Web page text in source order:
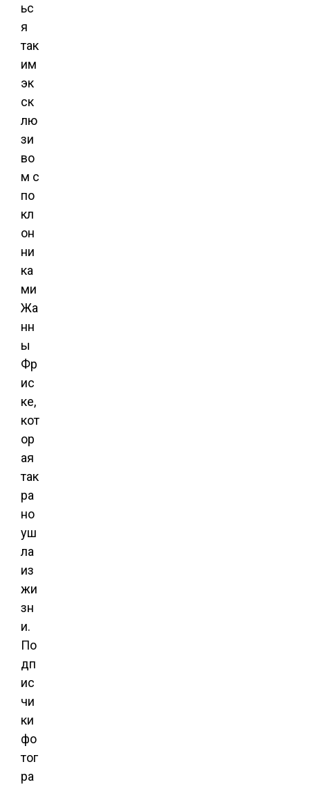
ьс
я
так
им
эк
ск
лю
зи
во
м с
по
кл
он
ни
ка
ми
Жа
нн
ы
Фр
ис
ке,
кот
ор
ая
так
ра
но
уш
ла
из
жи
зн
и.
По
дп
ис
чи
ки
фо
тог
ра